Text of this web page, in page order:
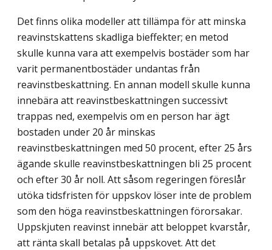
Det finns olika modeller att tillämpa för att minska
reavinstskattens skadliga bieffekter; en metod
skulle kunna vara att exempelvis bostäder som har
varit permanentbostäder undantas från
reavinstbeskattning. En annan modell skulle kunna
innebära att reavinstbeskattningen successivt
trappas ned, exempelvis om en person har ägt
bostaden under 20 år minskas
reavinstbeskattningen med 50 procent, efter 25 års
ägande skulle reavinstbeskattningen bli 25 procent
och efter 30 år noll. Att såsom regeringen föreslår
utöka tidsfristen för uppskov löser inte de problem
som den höga reavinstbeskattningen förorsakar.
Uppskjuten reavinst innebär att beloppet kvarstår,
att ränta skall betalas på uppskovet. Att det